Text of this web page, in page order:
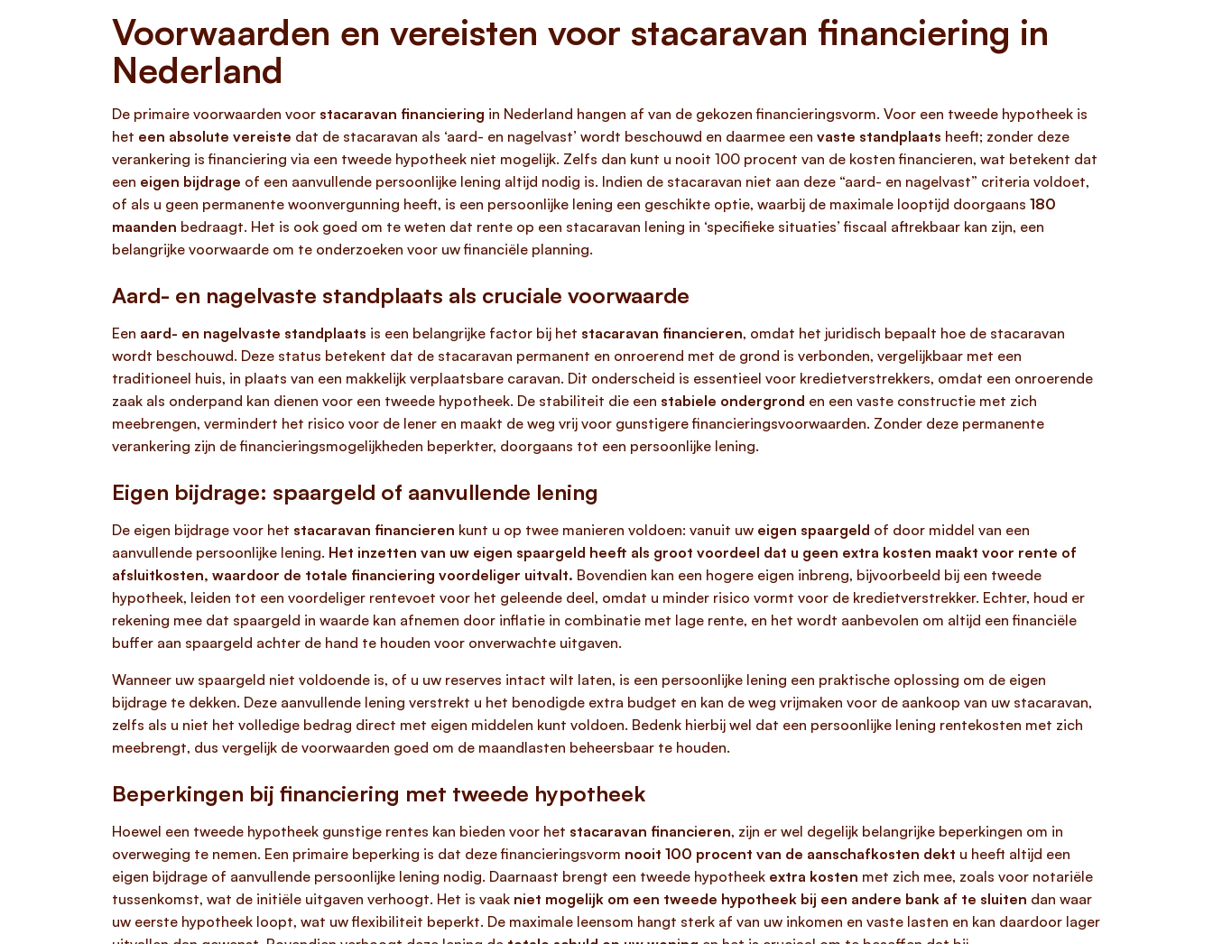
Voorwaarden en vereisten voor stacaravan financiering in
Nederland
De primaire voorwaarden voor stacaravan financiering in Nederland hangen af van de gekozen financieringsvorm. Voor een tweede hypotheek is
het een absolute vereiste dat de stacaravan als ‘aard- en nagelvast’ wordt beschouwd en daarmee een vaste standplaats heeft; zonder deze
verankering is financiering via een tweede hypotheek niet mogelijk. Zelfs dan kunt u nooit 100 procent van de kosten financieren, wat betekent dat
een eigen bijdrage of een aanvullende persoonlijke lening altijd nodig is. Indien de stacaravan niet aan deze “aard- en nagelvast” criteria voldoet,
of als u geen permanente woonvergunning heeft, is een persoonlijke lening een geschikte optie, waarbij de maximale looptijd doorgaans 180
maanden bedraagt. Het is ook goed om te weten dat rente op een stacaravan lening in ‘specifieke situaties’ fiscaal aftrekbaar kan zijn, een
belangrijke voorwaarde om te onderzoeken voor uw financiële planning.
Aard- en nagelvaste standplaats als cruciale voorwaarde
Een aard- en nagelvaste standplaats is een belangrijke factor bij het stacaravan financieren, omdat het juridisch bepaalt hoe de stacaravan
wordt beschouwd. Deze status betekent dat de stacaravan permanent en onroerend met de grond is verbonden, vergelijkbaar met een
traditioneel huis, in plaats van een makkelijk verplaatsbare caravan. Dit onderscheid is essentieel voor kredietverstrekkers, omdat een onroerende
zaak als onderpand kan dienen voor een tweede hypotheek. De stabiliteit die een stabiele ondergrond en een vaste constructie met zich
meebrengen, vermindert het risico voor de lener en maakt de weg vrij voor gunstigere financieringsvoorwaarden. Zonder deze permanente
verankering zijn de financieringsmogelijkheden beperkter, doorgaans tot een persoonlijke lening.
Eigen bijdrage: spaargeld of aanvullende lening
De eigen bijdrage voor het stacaravan financieren kunt u op twee manieren voldoen: vanuit uw eigen spaargeld of door middel van een
aanvullende persoonlijke lening. Het inzetten van uw eigen spaargeld heeft als groot voordeel dat u geen extra kosten maakt voor rente of
afsluitkosten, waardoor de totale financiering voordeliger uitvalt. Bovendien kan een hogere eigen inbreng, bijvoorbeeld bij een tweede
hypotheek, leiden tot een voordeliger rentevoet voor het geleende deel, omdat u minder risico vormt voor de kredietverstrekker. Echter, houd er
rekening mee dat spaargeld in waarde kan afnemen door inflatie in combinatie met lage rente, en het wordt aanbevolen om altijd een financiële
buffer aan spaargeld achter de hand te houden voor onverwachte uitgaven.
Wanneer uw spaargeld niet voldoende is, of u uw reserves intact wilt laten, is een persoonlijke lening een praktische oplossing om de eigen
bijdrage te dekken. Deze aanvullende lening verstrekt u het benodigde extra budget en kan de weg vrijmaken voor de aankoop van uw stacaravan,
zelfs als u niet het volledige bedrag direct met eigen middelen kunt voldoen. Bedenk hierbij wel dat een persoonlijke lening rentekosten met zich
meebrengt, dus vergelijk de voorwaarden goed om de maandlasten beheersbaar te houden.
Beperkingen bij financiering met tweede hypotheek
Hoewel een tweede hypotheek gunstige rentes kan bieden voor het stacaravan financieren, zijn er wel degelijk belangrijke beperkingen om in
overweging te nemen. Een primaire beperking is dat deze financieringsvorm nooit 100 procent van de aanschafkosten dekt u heeft altijd een
eigen bijdrage of aanvullende persoonlijke lening nodig. Daarnaast brengt een tweede hypotheek extra kosten met zich mee, zoals voor notariële
tussenkomst, wat de initiële uitgaven verhoogt. Het is vaak niet mogelijk om een tweede hypotheek bij een andere bank af te sluiten dan waar
uw eerste hypotheek loopt, wat uw flexibiliteit beperkt. De maximale leensom hangt sterk af van uw inkomen en vaste lasten en kan daardoor lager